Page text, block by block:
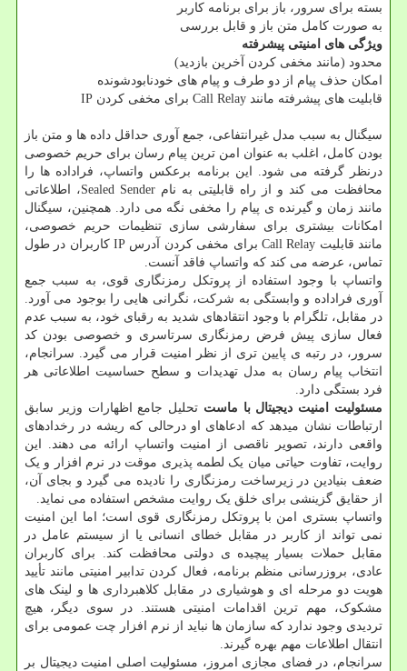
بسته برای سرور، باز برای برنامه کاربر
به صورت کامل متن باز و قابل بررسی
ویژگی های امنیتی پیشرفته
محدود (مانند مخفی کردن آخرین بازدید)
امکان حذف پیام از دو طرف و پیام های خودنابودشونده
قابلیت های پیشرفته مانند Call Relay برای مخفی کردن IP
سیگنال به سبب مدل غیرانتفاعی، جمع آوری حداقل داده ها و متن باز
بودن کامل، اغلب به عنوان امن ترین پیام رسان برای حریم خصوصی
درنظر گرفته می شود. این برنامه برعکس واتساپ، فراداده ها را
محافظت می کند و از راه قابلیتی به نام Sealed Sender، اطلاعاتی
مانند زمان و گیرنده ی پیام را مخفی نگه می دارد. همچنین، سیگنال
امکانات بیشتری برای سفارشی سازی تنظیمات حریم خصوصی،
مانند قابلیت Call Relay برای مخفی کردن آدرس IP کاربران در طول
تماس، عرضه می کند که واتساپ فاقد آنست.
واتساپ با وجود استفاده از پروتکل رمزنگاری قوی، به سبب جمع
آوری فراداده و وابستگی به شرکت، نگرانی هایی را بوجود می آورد.
در مقابل، تلگرام با وجود انتقادهای شدید به رقبای خود، به سبب عدم
فعال سازی پیش فرض رمزنگاری سرتاسری و خصوصی بودن کد
سرور، در رتبه ی پایین تری از نظر امنیت قرار می گیرد. سرانجام،
انتخاب پیام رسان به مدل تهدیدات و سطح حساسیت اطلاعاتی هر
فرد بستگی دارد.
مسئولیت امنیت دیجیتال با ماست تحلیل جامع اظهارات وزیر سابق
ارتباطات نشان میدهد که ادعاهای او درحالی که ریشه در رخدادهای
واقعی دارند، تصویر ناقصی از امنیت واتساپ ارائه می دهند. این
روایت، تفاوت حیاتی میان یک لطمه پذیری موقت در نرم افزار و یک
ضعف بنیادین در زیرساخت رمزنگاری را نادیده می گیرد و بجای آن،
از حقایق گزینشی برای خلق یک روایت مشخص استفاده می نماید.
واتساپ بستری امن با پروتکل رمزنگاری قوی است؛ اما این امنیت
نمی تواند از کاربر در مقابل خطای انسانی یا از سیستم عامل در
مقابل حملات بسیار پیچیده ی دولتی محافظت کند. برای کاربران
عادی، بروزرسانی منظم برنامه، فعال کردن تدابیر امنیتی مانند تأیید
هویت دو مرحله ای و هوشیاری در مقابل کلاهبرداری ها و لینک های
مشکوک، مهم ترین اقدامات امنیتی هستند. در سوی دیگر، هیچ
تردیدی وجود ندارد که سازمان ها نباید از نرم افزار چت عمومی برای
انتقال اطلاعات مهم بهره گیرند.
سرانجام، در فضای مجازی امروز، مسئولیت اصلی امنیت دیجیتال بر